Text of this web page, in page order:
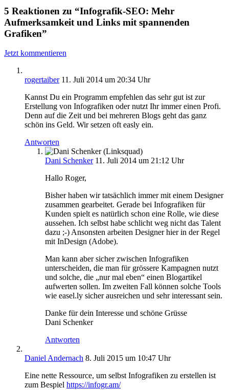
5 Reaktionen zu “Infografik-SEO: Mehr
Aufmerksamkeit und Links mit spannenden
Grafiken”
Jetzt kommentieren
rogertaiber 11. Juli 2014 um 20:34 Uhr
Kannst Du ein Programm empfehlen das sehr gut ist zur
Erstellung von Infografiken oder nutzt Ihr immer einen Profi.
Denn auf die Zeit und bei mehreren Blogs geht das ganz
schön ins Geld. Wir setzen oft easly ein.
Antworten
Dani Schenker 11. Juli 2014 um 21:12 Uhr
Hallo Roger,
Bisher haben wir tatsächlich immer mit einem Designer
zusammen gearbeitet. Gerade bei Infografiken für
Kunden spielt es natürlich schon eine Rolle, wie diese
aussehen. Ich selbst habe schlicht weg nicht das Talent
dazu ;-) Ansonsten arbeiten Designer hier in der Regel
mit InDesign (Adobe).
Man kann aber sicher zwischen Infografiken
unterscheiden, die man für grössere Kampagnen nutzt
und solche, die „nur mal eben“ einen Blogartikel
aufwerten sollen. Im zweiten Fall können solche Tools
wie easel.ly sicher ausreichen und sehr interessant sein.
Danke für dein Interesse und schöne Grüsse
Dani Schenker
Antworten
Daniel Andernach 8. Juli 2015 um 10:47 Uhr
Eine nette Ressource, um selbst Infografiken zu erstellen ist
zum Bespiel https://infogr.am/